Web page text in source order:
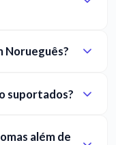
Norueguês?
suportados?
além de